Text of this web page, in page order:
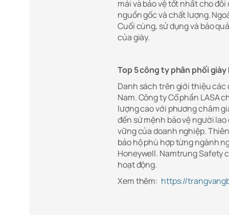
mái và bảo vệ tốt nhất cho
nguồn gốc và chất lượng.
Cuối cùng, sử dụng và bảo
của giày.
Top 5 công ty phân phối
Danh sách trên giới thiệu các
Nam. Công ty Cổ phần LASA
lượng cao với phương châm
đến sứ mệnh bảo vệ người
vững của doanh nghiệp.
bảo hộ phù hợp từng ngành
Honeywell. Namtrung Safety
hoạt động.
Xem thêm: https://